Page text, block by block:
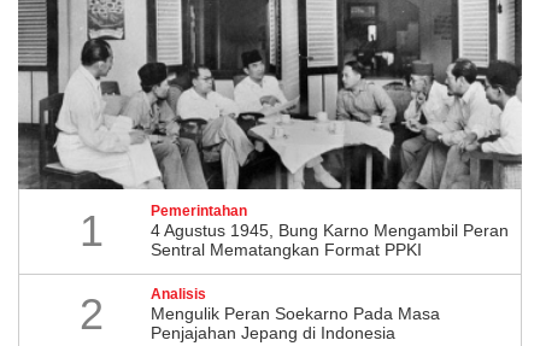
1 Pemerintahan
4 Agustus 1945, Bung Karno Mengambil Peran
Sentral Mematangkan Format PPKI
2 Analisis
Mengulik Peran Soekarno Pada Masa
Penjajahan Jepang di Indonesia